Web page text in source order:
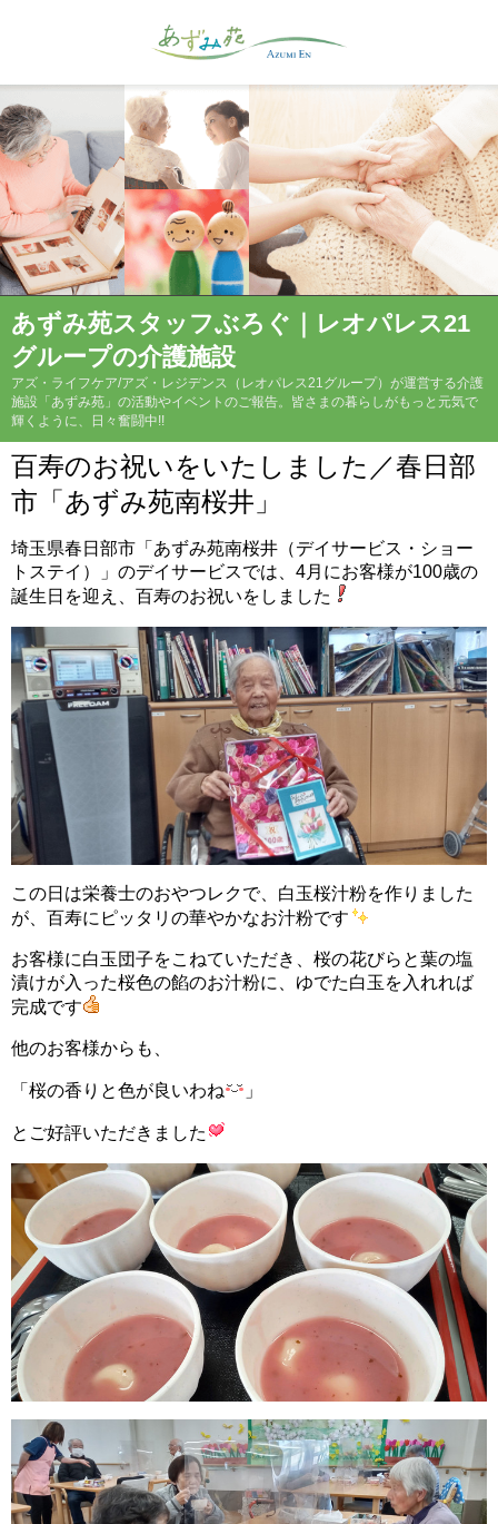
あずみ苑スタッフぶろぐ｜レオパレス21
グループの介護施設
アズ・ライフケア/アズ・レジデンス（レオパレス21グループ）が運営する介護
施設「あずみ苑」の活動やイベントのご報告。皆さまの暮らしがもっと元気で
輝くように、日々奮闘中!!
百寿のお祝いをいたしました／春日部
市「あずみ苑南桜井」
埼玉県春日部市「あずみ苑南桜井（デイサービス・ショー
トステイ）」のデイサービスでは、4月にお客様が100歳の
誕生日を迎え、百寿のお祝いをしました
この日は栄養士のおやつレクで、白玉桜汁粉を作りました
が、百寿にピッタリの華やかなお汁粉です
お客様に白玉団子をこねていただき、桜の花びらと葉の塩
漬けが入った桜色の餡のお汁粉に、ゆでた白玉を入れれば
完成です
他のお客様からも、
「桜の香りと色が良いわね 」
とご好評いただきました